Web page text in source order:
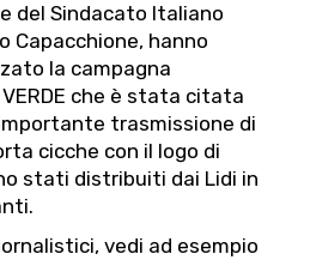
del Sindacato Italiano
Capacchione, hanno
la campagna
che è stata citata
trasmissione di
cicche con il logo di
stati distribuiti dai Lidi in
vedi ad esempio